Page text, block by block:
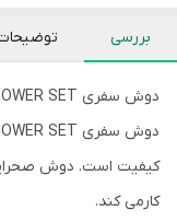
بررسی
دوش سفری SHOWER SET مدل AUTOMOBILE
کارمی کند.